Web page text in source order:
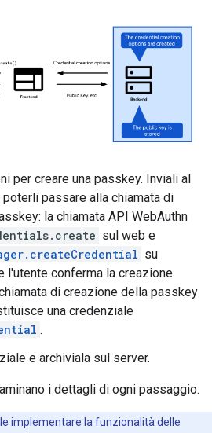
per creare una passkey. Inviali al
passare alla chiamata di
la chiamata API WebAuthn
sul web e
su
l'utente conferma la creazione
di creazione della passkey
una credenziale
.
e archiviala sul server.
i dettagli di ogni passaggio.
implementare la funzionalità delle